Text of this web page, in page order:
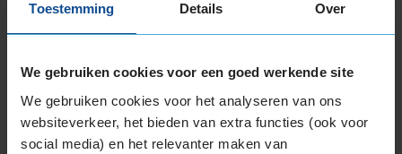
Toestemming Details Over
We gebruiken cookies voor een goed werkende site
We gebruiken cookies voor het analyseren van ons
websiteverkeer, het bieden van extra functies (ook voor
social media) en het relevanter maken van
15% korting op banden wisselen
velgen
15% korting opuitlijnen(normale prijs €99)
Bekijk nog meerANWB Ledenvoordeel